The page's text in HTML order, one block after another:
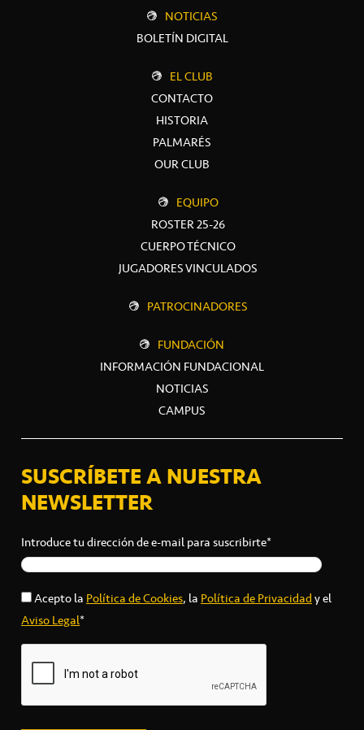
NOTICIAS
BOLETÍN DIGITAL
EL CLUB
CONTACTO
HISTORIA
PALMARÉS
OUR CLUB
EQUIPO
ROSTER 25-26
CUERPO TÉCNICO
JUGADORES VINCULADOS
PATROCINADORES
FUNDACIÓN
INFORMACIÓN FUNDACIONAL
NOTICIAS
CAMPUS
SUSCRÍBETE A NUESTRA
NEWSLETTER
Introduce tu dirección de e-mail para suscribirte*
Acepto laPolítica de Cookies, laPolítica de Privacidady el
Aviso Legal*